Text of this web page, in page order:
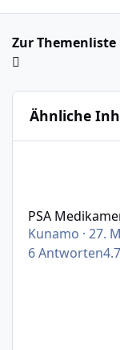
Zur Themenliste
Ähnliche
PSA
Kunamo ·27.
6Antworten